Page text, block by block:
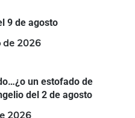
9 de agosto
de 2026
un estofado de
del 2 de agosto
2026